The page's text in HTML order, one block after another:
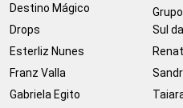
Destino Mágico
Drops
Esterliz Nunes
Franz Valla
Gabriela Egito
Sul